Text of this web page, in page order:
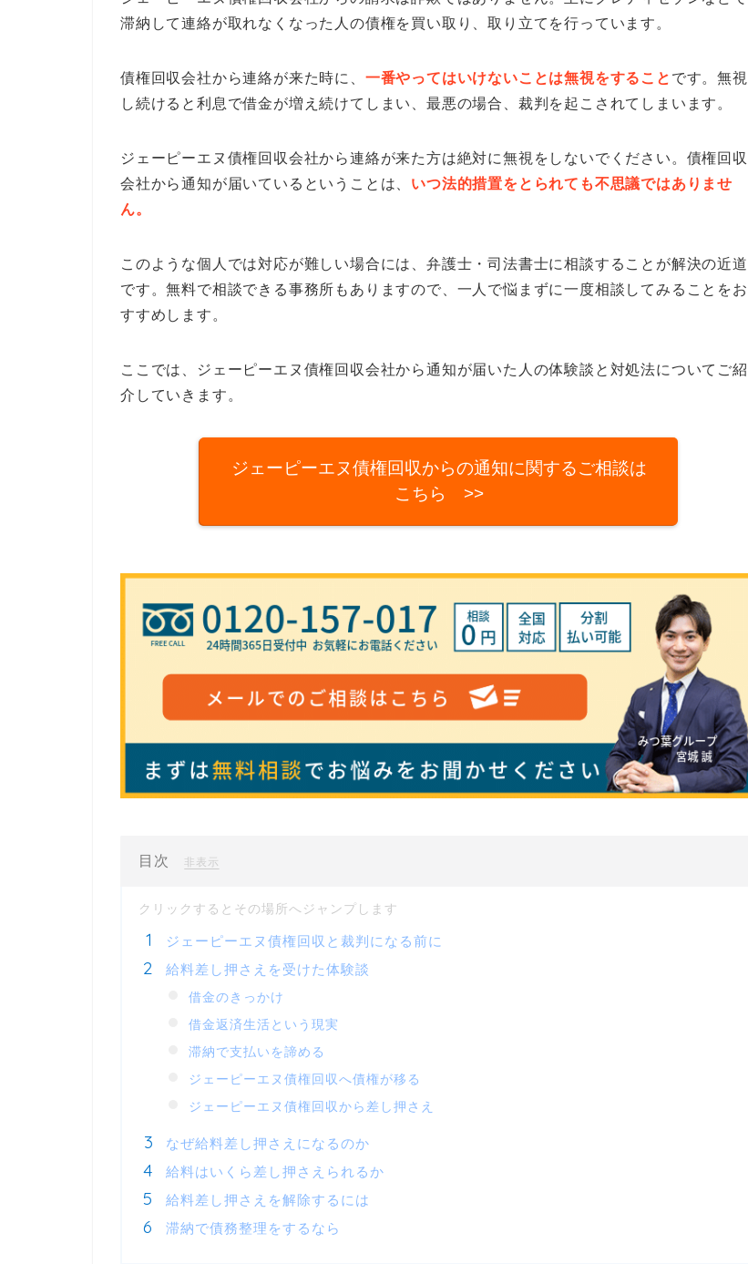
滞納して連絡が取れなくなった人の債権を買い取り、取り立てを行っています。
債権回収会社から連絡が来た時に、 一番やってはいけないことは無視をすること です。無視
し続けると利息で借金が増え続けてしまい、最悪の場合、裁判を起こされてしまいます。
ジェーピーエヌ債権回収会社から連絡が来た方は絶対に無視をしないでください。債権回収
会社から通知が届いているということは、 いつ法的措置をとられても不思議ではありませ
ん。
このような個人では対応が難しい場合には、弁護士・司法書士に相談することが解決の近道
です。無料で相談できる事務所もありますので、一人で悩まずに一度相談してみることをお
すすめします。
ここでは、ジェーピーエヌ債権回収会社から通知が届いた人の体験談と対処法についてご紹
介していきます。
ジェーピーエヌ債権回収からの通知に関するご相談は
こちら >>
目次 非表示
ジェーピーエヌ債権回収と裁判になる前に
給料差し押さえを受けた体験談
借金のきっかけ
借金返済生活という現実
滞納で支払いを諦める
ジェーピーエヌ債権回収へ債権が移る
ジェーピーエヌ債権回収から差し押さえ
なぜ給料差し押さえになるのか
給料はいくら差し押さえられるか
給料差し押さえを解除するには
滞納で債務整理をするなら